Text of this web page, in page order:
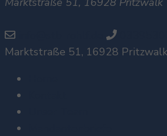
Marktstraße 51, 16928 Pritzwalk